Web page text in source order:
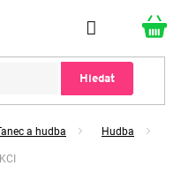
Hledat
a hudba Hudba